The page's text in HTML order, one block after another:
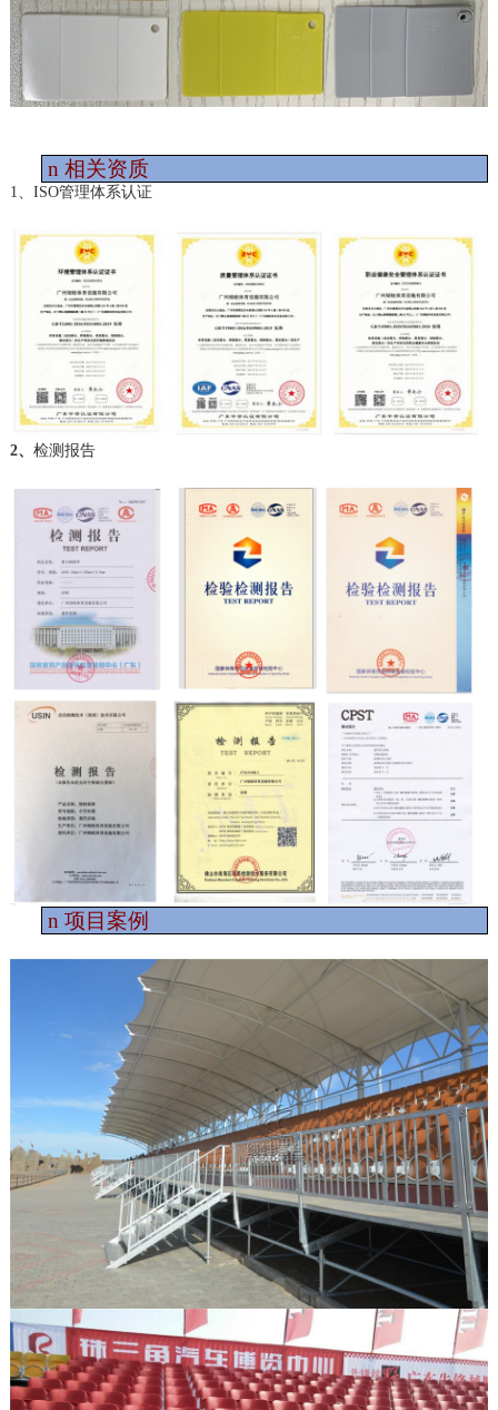
n 相关资质
1、ISO管理体系认证
2、 检测报告
n 项目案例